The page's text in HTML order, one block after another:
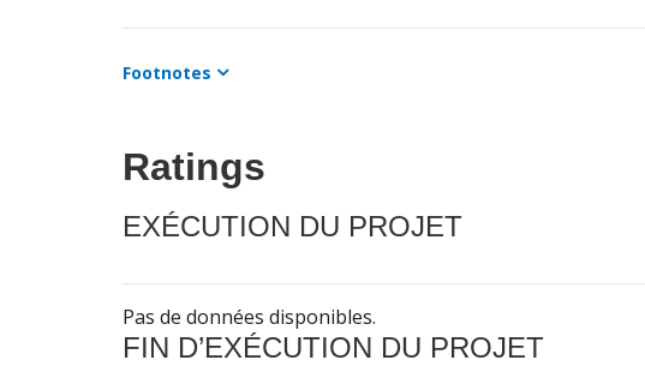
Footnotes
Ratings
EXÉCUTION DU PROJET
Pas de données disponibles.
FIN D’EXÉCUTION DU PROJET